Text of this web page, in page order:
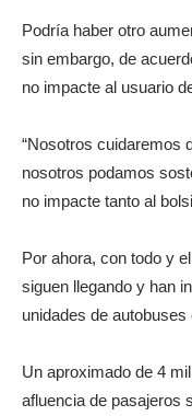
Podría haber otro
sin embargo, de
no impacte al usuario
“Nosotros cuidaremos
nosotros podamos
no impacte tanto al
Por ahora, con todo y
siguen llegando y han
unidades de
Un aproximado de 4
afluencia de pasajeros